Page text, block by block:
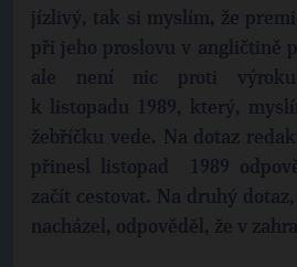
jízlivý, tak si myslím, že
při jeho proslovu v angličtině
ale není nic proti
k listopadu 1989, který,
žebříčku vede. Na dotaz
přinesl listopad 1989
začít cestovat. Na druhý
nacházel, odpověděl, že v